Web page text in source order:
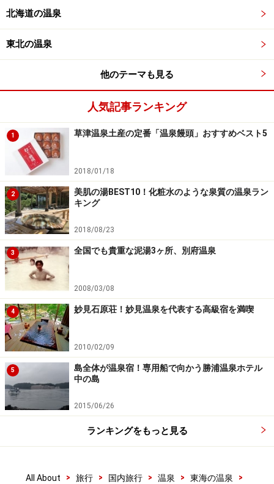
北海道の温泉
東北の温泉
他のテーマも見る
人気記事ランキング
1 草津温泉土産の定番「温泉饅頭」おすすめベスト5
2018/01/18
2
美肌の湯BEST10！化粧水のような泉質の温泉ラン
キング
2018/08/23
3 全国でも貴重な泥湯3ヶ所、別府温泉
2008/03/08
4 妙見石原荘！妙見温泉を代表する高級宿を満喫
2010/02/09
5
島全体が温泉宿！専用船で向かう勝浦温泉ホテル
中の島
2015/06/26
ランキングをもっと見る
All About > 旅行 > 国内旅行 > 温泉 > 東海の温泉 >